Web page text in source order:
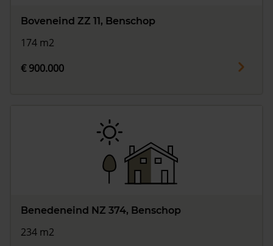
Boveneind ZZ 11, Benschop
174 m2
€ 900.000
Benedeneind NZ 374, Benschop
234 m2